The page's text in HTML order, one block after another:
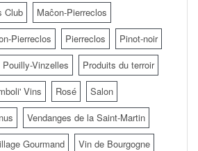
Club
Maĉon-Pierreclos
Pierreclos Pierreclos
Pinot-noir
Pouilly-Vinzelles
Produits du terroir
Vins Rosé
Salon
Vendanges de la Saint-Martin
Gourmand
Vin de Bourgogne